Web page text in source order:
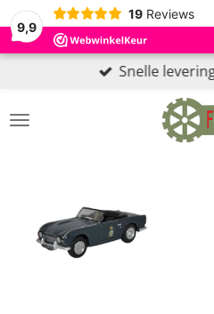
9,9
19 Reviews
Snelle